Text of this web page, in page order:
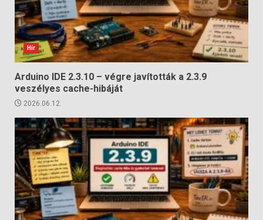
Hír
Arduino IDE 2.3.10 – végre javították a 2.3.9
veszélyes cache-hibáját
2026.06.12.